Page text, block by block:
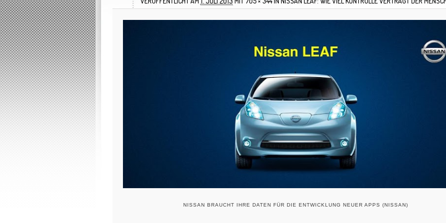
NISSAN BRAUCHT IHRE DATEN FÜR DIE ENTWICKLUNG NEUER APPS (NISSAN)